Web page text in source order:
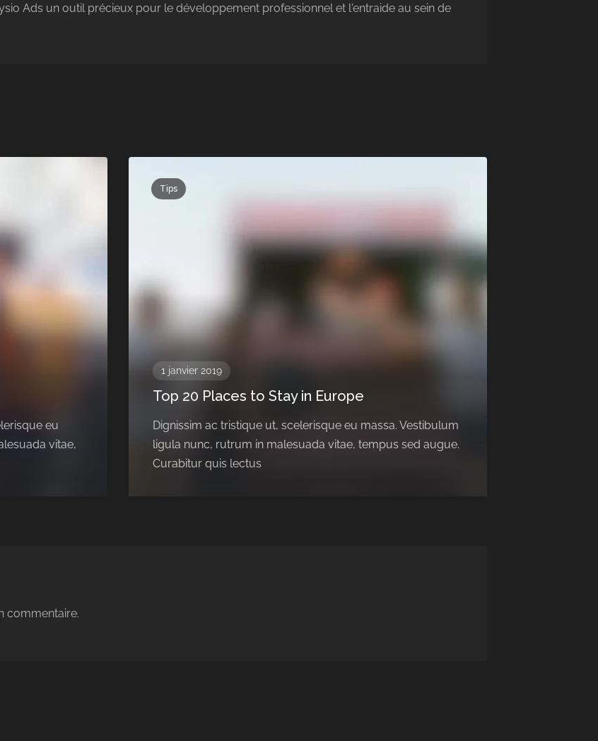
Ads un outil précieux pour le développement professionnel et l'entraide au sein de
eu
vitae,
Tips
1 janvier 2019
Top 20 Places to Stay in Europe
Dignissim ac tristique ut, scelerisque eu massa. Vestibulum
ligula nunc, rutrum in malesuada vitae, tempus sed augue.
Curabitur quis lectus
commentaire.